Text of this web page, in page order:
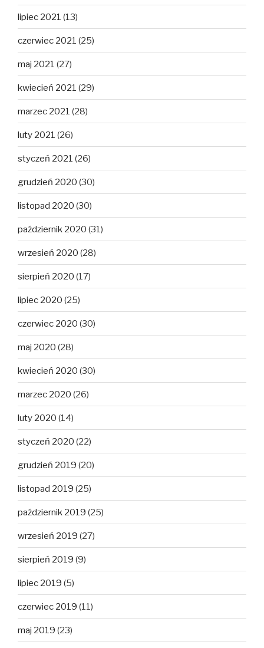
lipiec 2021 (13)
czerwiec 2021 (25)
maj 2021 (27)
kwiecień 2021 (29)
marzec 2021 (28)
luty 2021 (26)
styczeń 2021 (26)
grudzień 2020 (30)
listopad 2020 (30)
październik 2020 (31)
wrzesień 2020 (28)
sierpień 2020 (17)
lipiec 2020 (25)
czerwiec 2020 (30)
maj 2020 (28)
kwiecień 2020 (30)
marzec 2020 (26)
luty 2020 (14)
styczeń 2020 (22)
grudzień 2019 (20)
listopad 2019 (25)
październik 2019 (25)
wrzesień 2019 (27)
sierpień 2019 (9)
lipiec 2019 (5)
czerwiec 2019 (11)
maj 2019 (23)